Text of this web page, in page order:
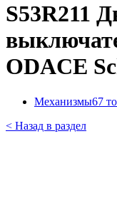
S53R211
ODACE
Механизмы67
< Назад в раздел